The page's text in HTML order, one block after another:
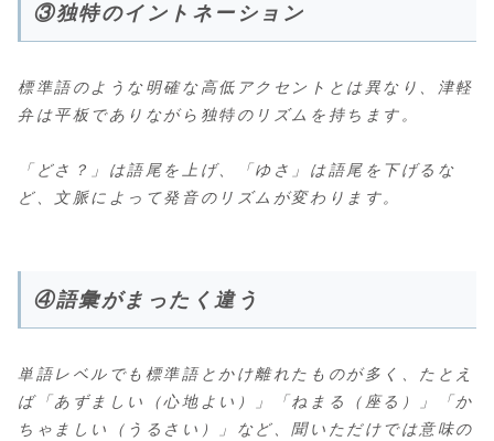
③独特のイントネーション
標準語のような明確な高低アクセントとは異なり、津軽
弁は平板でありながら独特のリズムを持ちます。
「どさ？」は語尾を上げ、「ゆさ」は語尾を下げるな
ど、文脈によって発音のリズムが変わります。
④語彙がまったく違う
単語レベルでも標準語とかけ離れたものが多く、たとえ
ば「あずましい（心地よい）」「ねまる（座る）」「か
ちゃましい（うるさい）」など、聞いただけでは意味の